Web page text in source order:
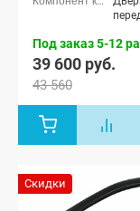
Под заказ 5-12
39 600 руб.
43 560
Скидки